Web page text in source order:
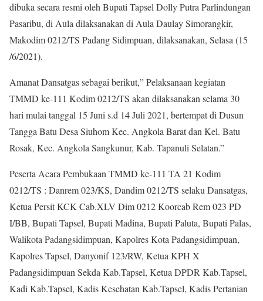
dibuka secara resmi oleh Bupati Tapsel Dolly Putra Parlindungan
Pasaribu, di Aula dilaksanakan di Aula Daulay Simorangkir,
Makodim 0212/TS Padang Sidimpuan, dilaksanakan, Selasa (15
/6/2021).
Amanat Dansatgas sebagai berikut,” Pelaksanaan kegiatan
TMMD ke-111 Kodim 0212/TS akan dilaksanakan selama 30
hari mulai tanggal 15 Juni s.d 14 Juli 2021, bertempat di Dusun
Tangga Batu Desa Siuhom Kec. Angkola Barat dan Kel. Batu
Rosak, Kec. Angkola Sangkunur, Kab. Tapanuli Selatan.”
Peserta Acara Pembukaan TMMD ke-111 TA 21 Kodim
0212/TS : Danrem 023/KS, Dandim 0212/TS selaku Dansatgas,
Ketua Persit KCK Cab.XLV Dim 0212 Koorcab Rem 023 PD
I/BB, Bupati Tapsel, Bupati Madina, Bupati Paluta, Bupati Palas,
Walikota Padangsidimpuan, Kapolres Kota Padangsidimpuan,
Kapolres Tapsel, Danyonif 123/RW, Ketua KPH X
Padangsidimpuan Sekda Kab.Tapsel, Ketua DPDR Kab.Tapsel,
Kadi Kab.Tapsel, Kadis Kesehatan Kab.Tapsel, Kadis Pertanian